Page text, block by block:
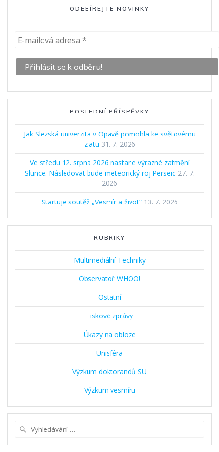
ODEBÍREJTE NOVINKY
POSLEDNÍ PŘÍSPĚVKY
Jak Slezská univerzita v Opavě pomohla ke světovému
zlatu 31. 7. 2026
Ve středu 12. srpna 2026 nastane výrazné zatmění
Slunce. Následovat bude meteorický roj Perseid 27. 7.
2026
Startuje soutěž „Vesmír a život“ 13. 7. 2026
RUBRIKY
Multimediální Techniky
Observatoř WHOO!
Ostatní
Tiskové zprávy
Úkazy na obloze
Unisféra
Výzkum doktorandů SU
Výzkum vesmíru